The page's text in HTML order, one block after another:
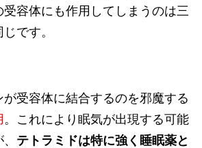
容体にも作用してしまうのは三
です。
受容体に結合するのを邪魔する
。これにより眠気が出現する可能
テトラミドは特に強く睡眠薬と